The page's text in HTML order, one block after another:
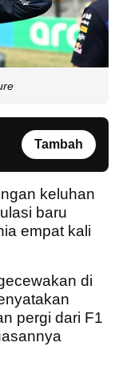
Tambah
keluhan
baru
empat kali
di
pergi dari F1